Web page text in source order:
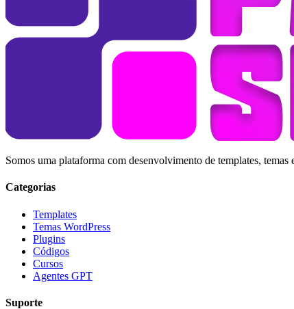
Somos uma plataforma com desenvolvimento de templates,
Categorias
Templates
Temas WordPress
Plugins
Códigos
Cursos
Agentes GPT
Suporte